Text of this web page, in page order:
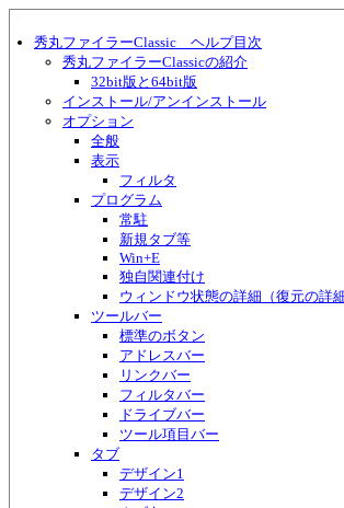
秀丸ファイラーClassic ヘルプ目次
秀丸ファイラーClassicの紹介
32bit版と64bit版
インストール/アンインストール
オプション
全般
表示
フィルタ
プログラム
常駐
新規タブ等
Win+E
独自関連付け
ウィンドウ状態の詳細（復元の詳細
ツールバー
標準のボタン
アドレスバー
リンクバー
フィルタバー
ドライブバー
ツール項目バー
タブ
デザイン1
デザイン2